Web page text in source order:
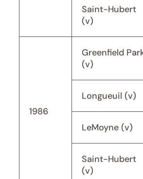
Saint-Hubert
(v)
1986
Greenfield
(v)
Longueuil (v)
LeMoyne (v)
Saint-Hubert
(v)